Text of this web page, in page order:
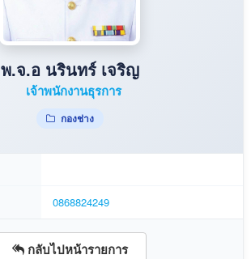
พ.จ.อ นรินทร์ เจริญ
เจ้าพนักงานธุรการ
กองช่าง
0868824249
กลับไปหน้ารายการ